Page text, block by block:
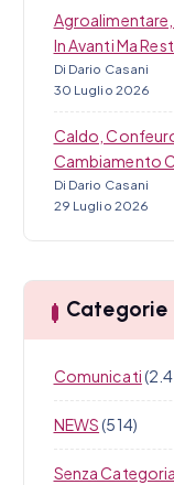
In Avanti Ma
Di Dario Casani
30 Luglio 2026
Caldo,
Cambiamento
Di Dario Casani
29 Luglio 2026
Categorie
Comunicati
NEWS(514)
Senza Categoria